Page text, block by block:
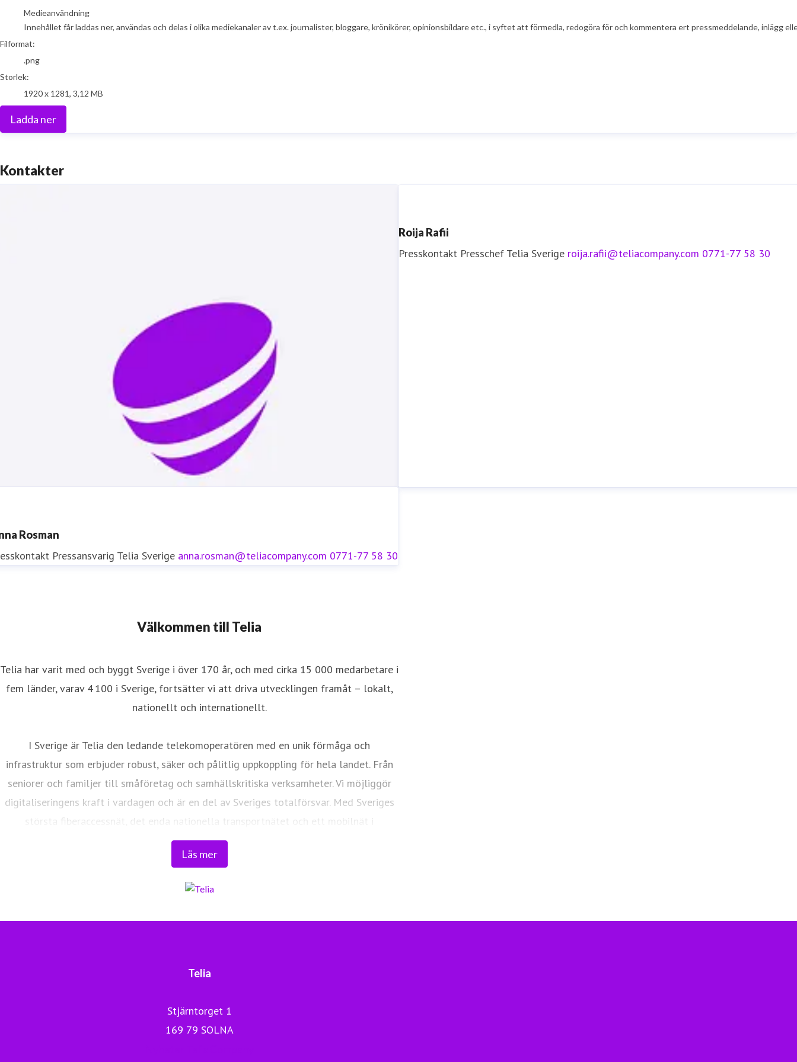
Medieanvändning
Innehållet får laddas ner, användas och delas i olika mediekanaler av t.ex. journalister, bloggare, krönikörer, opinionsbildare etc., i syftet att förmedla, redogöra för och kommentera ert pressmeddelande,
Filformat:
.png
Storlek:
1920 x 1281, 3,12 MB
Ladda ner
Kontakter
Roija Rafii
Presskontakt Presschef Telia Sverige roija.rafii@teliacompany.com 0771-77 58 30
Rosman
Pressansvarig Telia Sverige anna.rosman@teliacompany.com 0771-77 58 30
Välkommen till Telia
Läs mer
Telia har varit med och byggt Sverige i över 170 år, och med cirka 15 000 medarbetare i
fem länder, varav 4 100 i Sverige, fortsätter vi att driva utvecklingen framåt – lokalt,
nationellt och internationellt.
I Sverige är Telia den ledande telekomoperatören med en unik förmåga och
infrastruktur som erbjuder robust, säker och pålitlig uppkoppling för hela landet. Från
seniorer och familjer till småföretag och samhällskritiska verksamheter. Vi möjliggör
digitaliseringens kraft i vardagen och är en del av Sveriges totalförsvar. Med Sveriges
största fiberaccessnät, det enda nationella transportnätet och ett mobilnät i
världsklass skapar vi en enklare, smartare och mer meningsfull vardag och framtid.
Telia
Stjärntorget 1
169 79 SOLNA